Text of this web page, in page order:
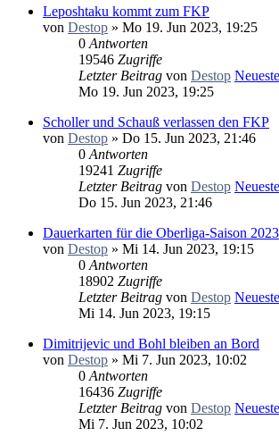
Leposhtaku kommt zum FKP
von Destop » Mo 19. Jun 2023, 19:25
0 Antworten
19546 Zugriffe
Letzter Beitrag von Destop
Mo 19. Jun 2023, 19:25
Scholler und Schauß verlassen den FKP
von Destop » Do 15. Jun 2023, 21:46
0 Antworten
19241 Zugriffe
Letzter Beitrag von Destop
Do 15. Jun 2023, 21:46
Dauerkarten für die Oberliga-Saison
von Destop » Mi 14. Jun 2023, 19:15
0 Antworten
18902 Zugriffe
Letzter Beitrag von Destop
Mi 14. Jun 2023, 19:15
Dimitrijevic und Bohl bleiben an Bord
von Destop » Mi 7. Jun 2023, 10:02
0 Antworten
16436 Zugriffe
Letzter Beitrag von Destop
Mi 7. Jun 2023, 10:02